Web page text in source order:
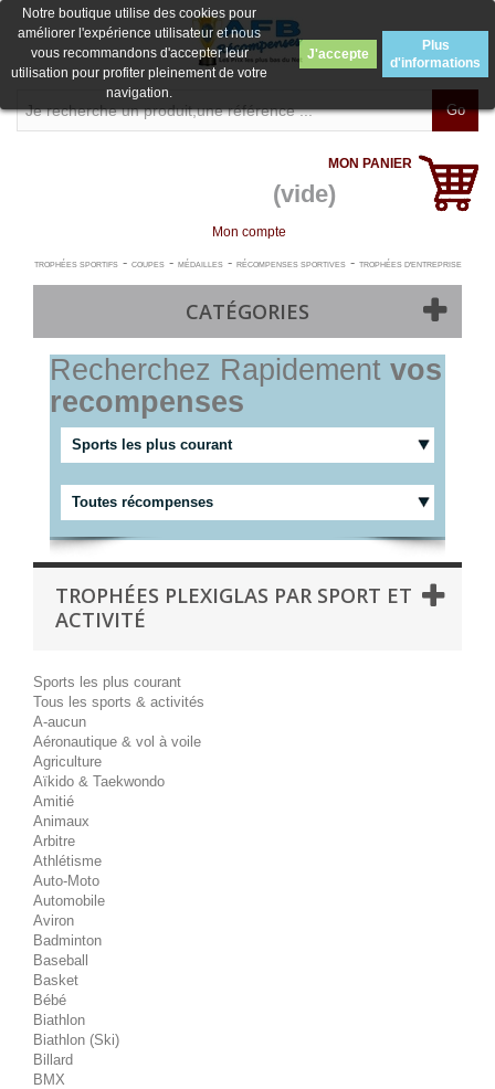
Go
MON PANIER
(vide)
Mon compte
TROPHÉES SPORTIFS- COUPES- MÉDAILLES- RÉCOMPENSES SPORTIVES- TROPHÉES D'ENTREPRISE
CATÉGORIES
Notre boutique utilise des cookies pour
améliorer l'expérience utilisateur et nous
vous recommandons d'accepter leur
utilisation pour profiter pleinement de votre
navigation.
J'accepte
Plus
d'informations
Recherchez Rapidement vos
recompenses
Sports les plus courant
Toutes récompenses
TROPHÉES PLEXIGLAS PAR SPORT ET
ACTIVITÉ
Sports les plus courant
Tous les sports & activités
A-aucun
Aéronautique & vol à voile
Agriculture
Aïkido & Taekwondo
Amitié
Animaux
Arbitre
Athlétisme
Auto-Moto
Automobile
Aviron
Badminton
Baseball
Basket
Bébé
Biathlon
Biathlon (Ski)
Billard
BMX